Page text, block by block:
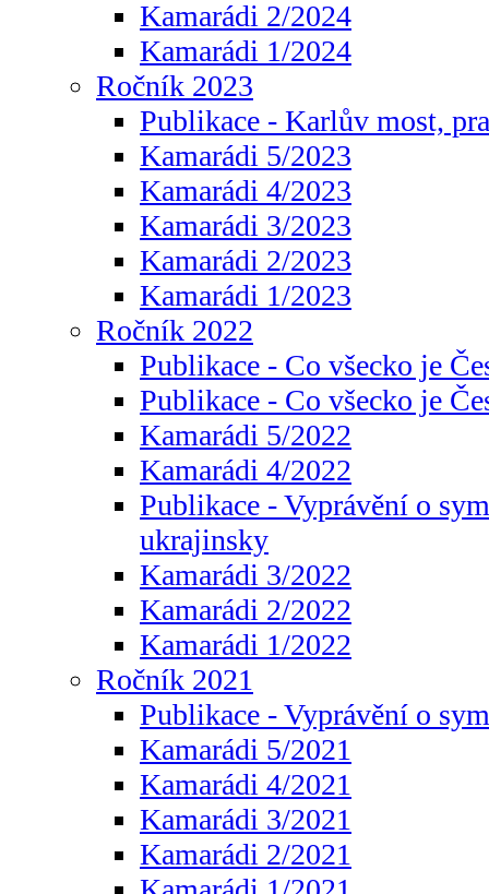
Kamarádi 2/2024
Kamarádi 1/2024
Ročník 2023
Publikace - Karlův most,
Kamarádi 5/2023
Kamarádi 4/2023
Kamarádi 3/2023
Kamarádi 2/2023
Kamarádi 1/2023
Ročník 2022
Publikace - Co všecko je
Publikace - Co všecko je
Kamarádi 5/2022
Kamarádi 4/2022
Publikace - Vyprávění o
ukrajinsky
Kamarádi 3/2022
Kamarádi 2/2022
Kamarádi 1/2022
Ročník 2021
Publikace - Vyprávění o
Kamarádi 5/2021
Kamarádi 4/2021
Kamarádi 3/2021
Kamarádi 2/2021